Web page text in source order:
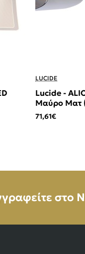
LUCIDE
Lucide -
Μαύρο Ματ
71,61€
στο